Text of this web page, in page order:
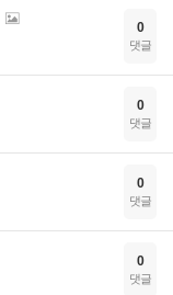
0
댓글
0
댓글
0
댓글
0
댓글